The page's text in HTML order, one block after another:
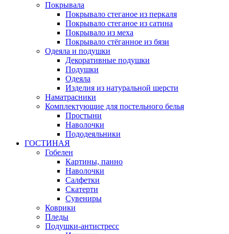
Покрывала
Покрывало стеганое из перкаля
Покрывало стеганое из сатина
Покрывало из меха
Покрывало стёганное из бязи
Одеяла и подушки
Декоративные подушки
Подушки
Одеяла
Изделия из натуральной шерсти
Наматраcники
Комплектующие для постельного белья
Простыни
Наволочки
Пододеяльники
ГОСТИНАЯ
Гобелен
Картины, панно
Наволочки
Салфетки
Скатерти
Сувениры
Коврики
Пледы
Подушки-антистресс